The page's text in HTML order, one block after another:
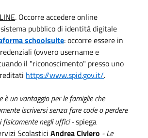
. Occorre accedere online
pubblico di identità digitale
schoolsuite: occorre essere in
(ovvero username e
il "riconoscimento" presso uno
https://www.spid.gov.it/.
è un vantaggio per le famiglie che
iscriversi senza fare code o perdere
fisicamente negli uffici -spiega
Scolastici Andrea Civiero - Le